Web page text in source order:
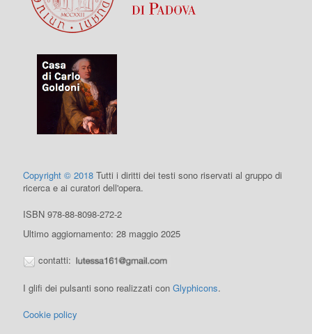
Copyright © 2018 Tutti i diritti dei testi sono riservati al gruppo di
ricerca e ai curatori dell'opera.
ISBN 978-88-8098-272-2
Ultimo aggiornamento: 28 maggio 2025
contatti:
I glifi dei pulsanti sono realizzati conGlyphicons.
Cookie policy